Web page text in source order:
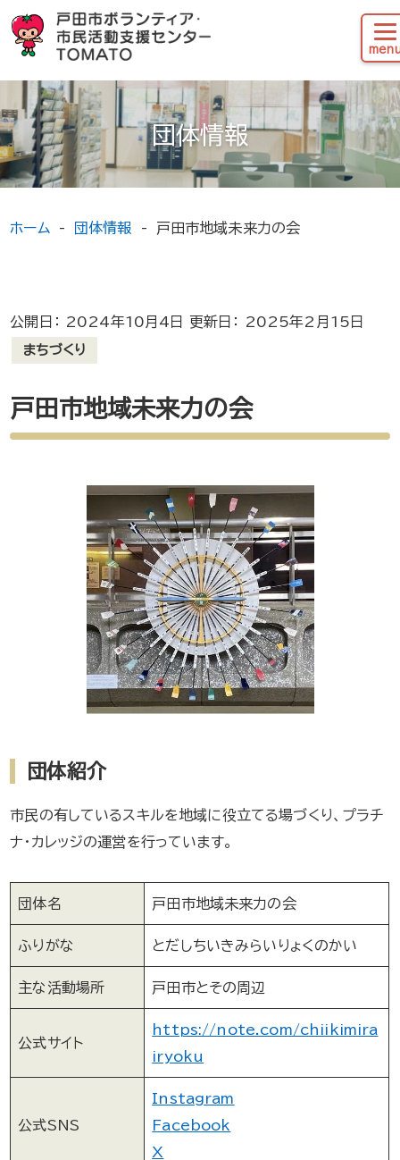
団体情報
ホーム 団体情報 戸田市地域未来力の会
公開日： 2024年10月4日 更新日： 2025年2月15日
まちづくり
戸田市地域未来力の会
団体紹介
市民の有しているスキルを地域に役立てる場づくり、プラチ
ナ・カレッジの運営を行っています。
団体名 戸田市地域未来力の会
ふりがな とだしちいきみらいりょくのかい
主な活動場所 戸田市とその周辺
公式サイト
https://note.com/chiikimira
iryoku
公式SNS
Instagram
Facebook
X